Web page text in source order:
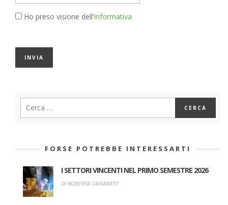
Ho preso visione dell'informativa
FORSE POTREBBE INTERESSARTI
I SETTORI VINCENTI NEL PRIMO SEMESTRE 2026
DI ROBERTA CAFFARATTI